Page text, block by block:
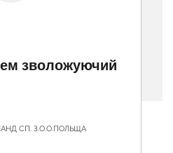
зволожуючий
СП. З.О.О.ПОЛЬЩА